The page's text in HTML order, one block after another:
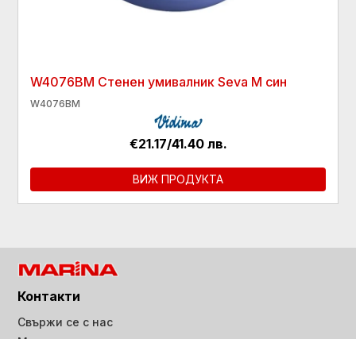
W4076BM Стенен умивалник Seva M син
W4076BM
€21.17/41.40 лв.
ВИЖ ПРОДУКТА
Контакти
Свържи се с нас